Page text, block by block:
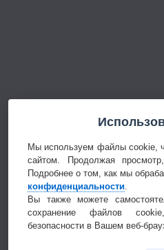
Мы используем файлы cookie,
сайтом. Продолжая
Подробнее о том, как мы
конфиденциальности.
Вы также можете
сохранение файлов
безопасности в Вашем веб-